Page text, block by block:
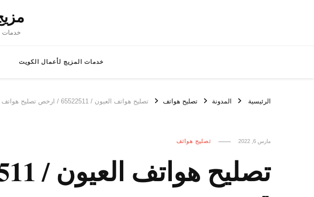
خدمات
خدمات المزيج لأعمال الكويت
الرئيسية المدونة تصليح هواتف تصليح هواتف العيون / 65522511 / ارخص تصليح هواتف قريب
مارس 6, 2022 تصليح هواتف